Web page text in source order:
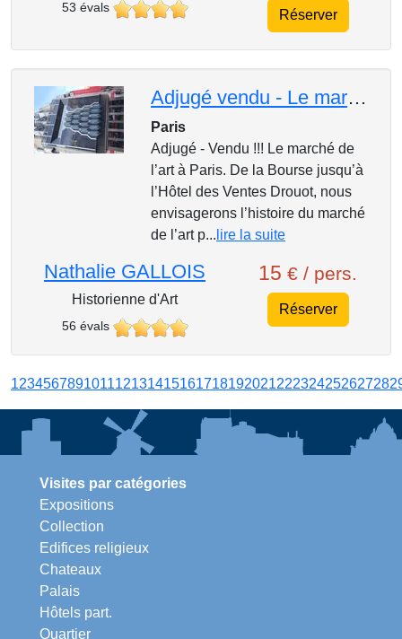
53 évals Réserver
Adjugé vendu - Le marché de l'art à Paris
Paris
Adjugé - Vendu !!! Le marché de
l’art à Paris. De la Bourse jusqu’à
l’Hôtel des Ventes Drouot, nous
envisagerons l’histoire du marché
de l’art p... lire la suite
Nathalie GALLOIS
Historienne d'Art
56 évals
15 € / pers.
Réserver
12345678910111213141516171819202122232425262728
Visites par catégories
Expositions
Collection
Edifices religieux
Chateaux
Palais
Hôtels part.
Quartier